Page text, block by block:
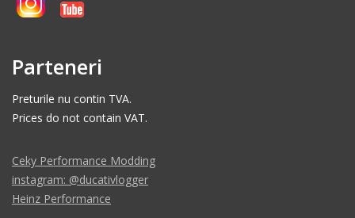
Parteneri
Preturile nu contin TVA.
Prices do not contain VAT.
Ceky Performance Modding
instagram: @ducativlogger
Heinz Performance